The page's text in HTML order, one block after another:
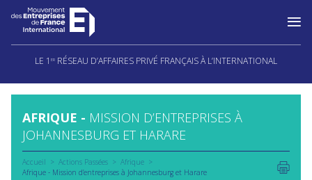
Aller
LE 1 ER RÉSEAU D’AFFAIRES PRIVÉ FRANÇAIS À L’INTERNATIONAL
AFRIQUE - MISSION D’ENTREPRISES À
JOHANNESBURG ET HARARE
Accueil Actions Passées
Afrique
Afrique - Mission d’entreprises à Johannesburg et Harare